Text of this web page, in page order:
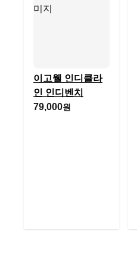
이고웰 인디클라
인 인디벤치
79,000원